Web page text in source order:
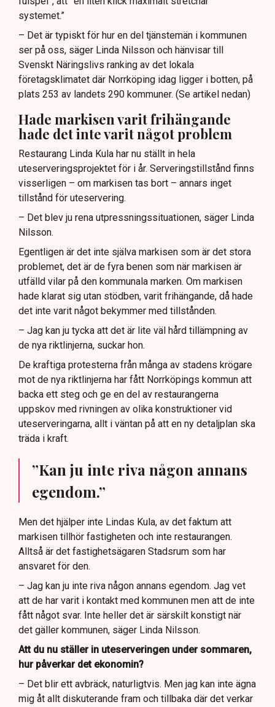
systemet.”
– Det är typiskt för hur en del tjänstemän i kommunen
ser på oss, säger Linda Nilsson och hänvisar till
Svenskt Näringslivs ranking av det lokala
företagsklimatet där Norrköping idag ligger i botten, på
plats 253 av landets 290 kommuner. (Se artikel nedan)
Hade markisen varit frihängande
hade det inte varit något problem
Restaurang Linda Kula har nu ställt in hela
uteserveringsprojektet för i år. Serveringstillstånd finns
visserligen – om markisen tas bort – annars inget
tillstånd för uteservering.
– Det blev ju rena utpressningssituationen, säger Linda
Nilsson.
Egentligen är det inte själva markisen som är det stora
problemet, det är de fyra benen som när markisen är
utfälld vilar på den kommunala marken. Om markisen
hade klarat sig utan stödben, varit frihängande, då hade
det inte varit något bekymmer med tillstånden.
– Jag kan ju tycka att det är lite väl hård tillämpning av
de nya riktlinjerna, suckar hon.
De kraftiga protesterna från många av stadens krögare
mot de nya riktlinjerna har fått Norrköpings kommun att
backa ett steg och ge en del av restaurangerna
uppskov med rivningen av olika konstruktioner vid
uteserveringarna, allt i väntan på att en ny detaljplan ska
träda i kraft.
”Kan ju inte riva någon annans
egendom.”
Men det hjälper inte Lindas Kula, av det faktum att
markisen tillhör fastigheten och inte restaurangen.
Alltså är det fastighetsägaren Stadsrum som har
ansvaret för den.
– Jag kan ju inte riva någon annans egendom. Jag vet
att de har varit i kontakt med kommunen men att de inte
fått något svar. Inte heller det är särskilt konstigt när
det gäller kommunen, säger Linda Nilsson.
Att du nu ställer in uteserveringen under sommaren,
hur påverkar det ekonomin?
– Det blir ett avbräck, naturligtvis. Men jag kan inte ägna
mig åt allt diskuterande fram och tillbaka där det verkar